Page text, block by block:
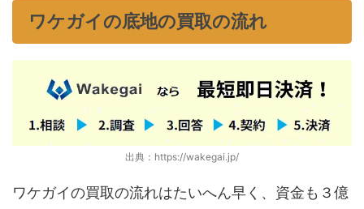
ワケガイの底地の買取の流れ
出典：https://wakegai.jp/
ワケガイの買取の流れはたいへん早く、資金も３億